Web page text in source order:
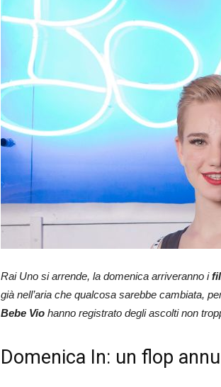
Rai Uno si arrende, la domenica arriveranno i
già nell’aria che qualcosa sarebbe cambiata,
Bebe Vio hanno registrato degli ascolti non
Domenica In: un flop